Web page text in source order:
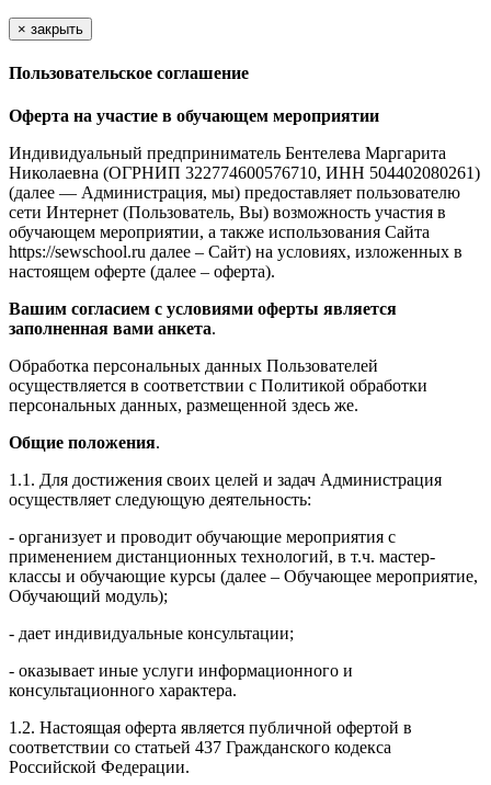
× закрыть
Пользовательское соглашение
Оферта на участие в обучающем мероприятии
Индивидуальный предприниматель Бентелева Маргарита
Николаевна (ОГРНИП 322774600576710, ИНН 504402080261)
(далее — Администрация, мы) предоставляет пользователю
сети Интернет (Пользователь, Вы) возможность участия в
обучающем мероприятии, а также использования Сайта
https://sewschool.ru далее – Сайт) на условиях, изложенных в
настоящем оферте (далее – оферта).
Вашим согласием с условиями оферты является
заполненная вами анкета.
Обработка персональных данных Пользователей
осуществляется в соответствии с Политикой обработки
персональных данных, размещенной здесь же.
Общие положения.
1.1. Для достижения своих целей и задач Администрация
осуществляет следующую деятельность:
- организует и проводит обучающие мероприятия с
применением дистанционных технологий, в т.ч. мастер-
классы и обучающие курсы (далее – Обучающее мероприятие,
Обучающий модуль);
- дает индивидуальные консультации;
- оказывает иные услуги информационного и
консультационного характера.
1.2. Настоящая оферта является публичной офертой в
соответствии со статьей 437 Гражданского кодекса
Российской Федерации.